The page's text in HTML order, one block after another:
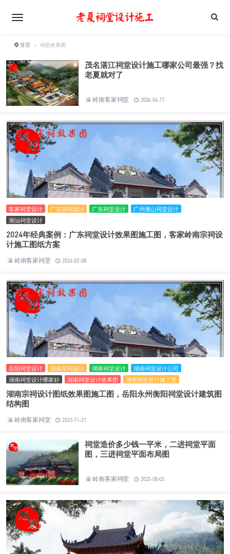
首页 › 祠堂效果图
茂名湛江祠堂设计施工哪家公司最强？找
老夏就对了
岭南客家祠堂 2024-04-17
客家祠堂设计 广东宗祠设计 广东祠堂设计
广州佛山祠堂设计
潮汕祠堂设计
2024年经典案例：广东祠堂设计效果图施工图，客家岭南宗祠设
计施工图纸方案
岭南客家祠堂 2024-02-08
岳阳祠堂设计 湖南宗祠设计 湖南祠堂设计
湖南祠堂设计公司
湖南祠堂设计哪家好
湖南祠堂设计效果图 湖南祠堂设计施工图
湖南宗祠设计图纸效果图施工图，岳阳永州衡阳祠堂设计建筑图
结构图
岭南客家祠堂 2023-11-21
祠堂造价多少钱一平米，二进祠堂平面
图，三进祠堂平面布局图
岭南客家祠堂 2023-08-03